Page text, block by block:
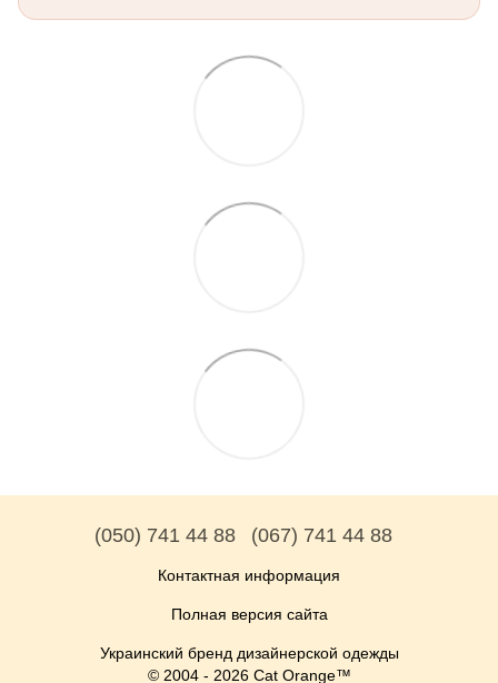
(050) 741 44 88 (067) 741 44 88
Контактная информация
Полная версия сайта
Украинский бренд дизайнерской одежды
© 2004 - 2026 Cat Orange™